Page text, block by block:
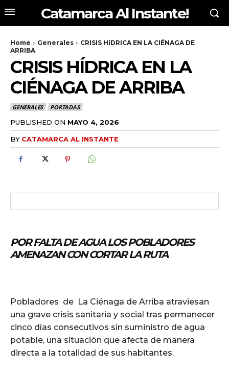
Catamarca Al Instante!
Home Generales
CRISIS HíDRICA EN LA CIÉNAGA DE
ARRIBA
CRISIS HÍDRICA EN LA
CIÉNAGA DE ARRIBA
GENERALES PORTADAS
PUBLISHED ON MAYO 4, 2026
BY CATAMARCA AL INSTANTE
POR FALTA DE AGUA LOS POBLADORES
AMENAZAN CON CORTAR LA RUTA
Pobladores de La Ciénaga de Arriba atraviesan
una grave crisis sanitaria y social tras permanecer
cinco días consecutivos sin suministro de agua
potable, una situación que afecta de manera
directa a la totalidad de sus habitantes.